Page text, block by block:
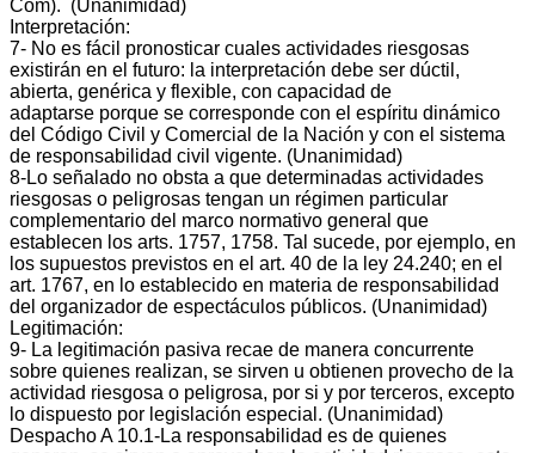
Com). (Unanimidad)
Interpretación:
7‐ No es fácil pronosticar cuales actividades riesgosas
existirán en el futuro: la interpretación debe ser dúctil,
abierta, genérica y flexible, con capacidad de
adaptarse porque se corresponde con el espíritu dinámico
del Código Civil y Comercial de la Nación y con el sistema
de responsabilidad civil vigente. (Unanimidad)
8‐Lo señalado no obsta a que determinadas actividades
riesgosas o peligrosas tengan un régimen particular
complementario del marco normativo general que
establecen los arts. 1757, 1758. Tal sucede, por ejemplo, en
los supuestos previstos en el art. 40 de la ley 24.240; en el
art. 1767, en lo establecido en materia de responsabilidad
del organizador de espectáculos públicos. (Unanimidad)
Legitimación:
9‐ La legitimación pasiva recae de manera concurrente
sobre quienes realizan, se sirven u obtienen provecho de la
actividad riesgosa o peligrosa, por si y por terceros, excepto
lo dispuesto por legislación especial. (Unanimidad)
Despacho A 10.1‐La responsabilidad es de quienes